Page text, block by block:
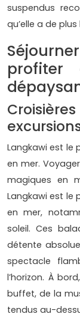
suspendus
qu’elle a de
profiter
Langkawi est le
en mer.
magiques en
Langkawi est le
en mer,
soleil. Ces
détente
spectacle
l’horizon. À
buffet, de la
tendus au-